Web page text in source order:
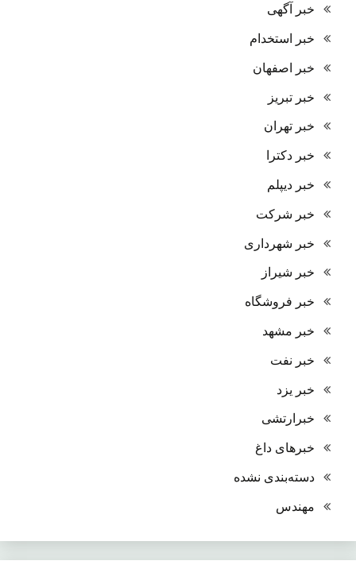
خبر آگهی
خبر استخدام
خبر اصفهان
خبر تبریز
خبر تهران
خبر دکترا
خبر دیپلم
خبر شرکت
خبر شهرداری
خبر شیراز
خبر فروشگاه
خبر مشهد
خبر نفت
خبر یزد
خبرارتشی
خبرهای داغ
دسته‌بندی نشده
مهندس